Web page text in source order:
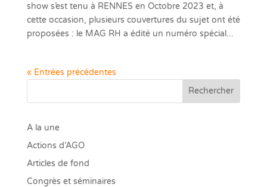
show s’est tenu à RENNES en Octobre 2023 et, à
cette occasion, plusieurs couvertures du sujet ont été
proposées : le MAG RH a édité un numéro spécial...
« Entrées précédentes
Rechercher
A la une
Actions d’AGO
Articles de fond
Congrès et séminaires